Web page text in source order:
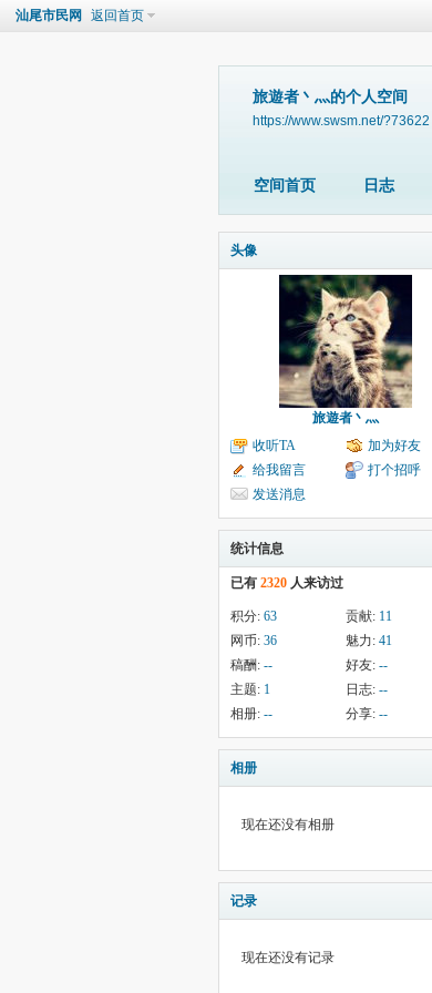
汕尾市民网 返回首页
旅遊者丶灬的个人空间
https://www.swsm.net/?73622
空间首页 日志
头像
旅遊者丶灬
收听TA
加为好友
给我留言
打个招呼
发送消息
统计信息
已有 2320 人来访过
积分: 63 贡献: 11
网币: 36 魅力: 41
稿酬: -- 好友: --
主题: 1 日志: --
相册: -- 分享: --
相册
现在还没有相册
记录
现在还没有记录